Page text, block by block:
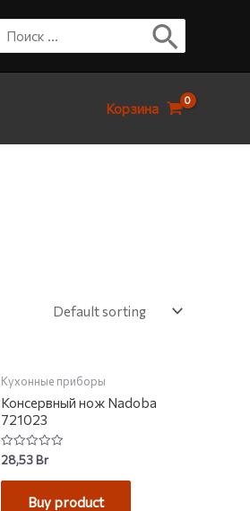
Корзина
Кухонные приборы
Консервный нож Nadoba
721023
Rated
0
out
28,53Br
Buy product